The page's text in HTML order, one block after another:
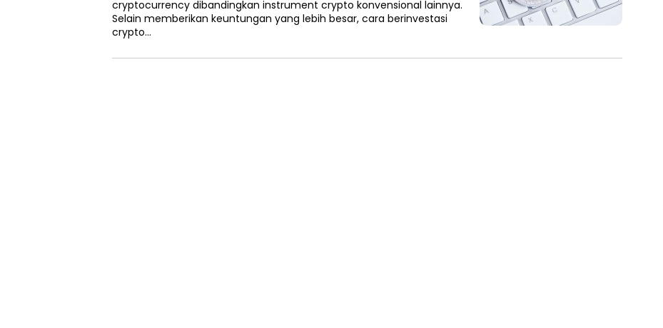
cryptocurrency dibandingkan instrument crypto konvensional lainnya.
Selain memberikan keuntungan yang lebih besar, cara berinvestasi
crypto…